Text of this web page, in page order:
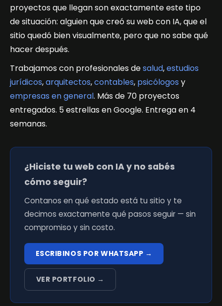
proyectos que llegan son exactamente este tipo
de situación: alguien que creó su web con IA, que el
sitio quedó bien visualmente, pero que no sabe qué
hacer después.
Trabajamos con profesionales desalud,estudios
jurídicos,arquitectos,contables, psicólogos y
empresas en general. Más de 70 proyectos
entregados. 5 estrellas en Google. Entrega en 4
semanas.
¿Hiciste tu web con IA y no sabés
cómo seguir?
Contanos en qué estado está tu sitio y te
decimos exactamente qué pasos seguir — sin
compromiso y sin costo.
ESCRIBINOS POR WHATSAPP →
VER PORTFOLIO →